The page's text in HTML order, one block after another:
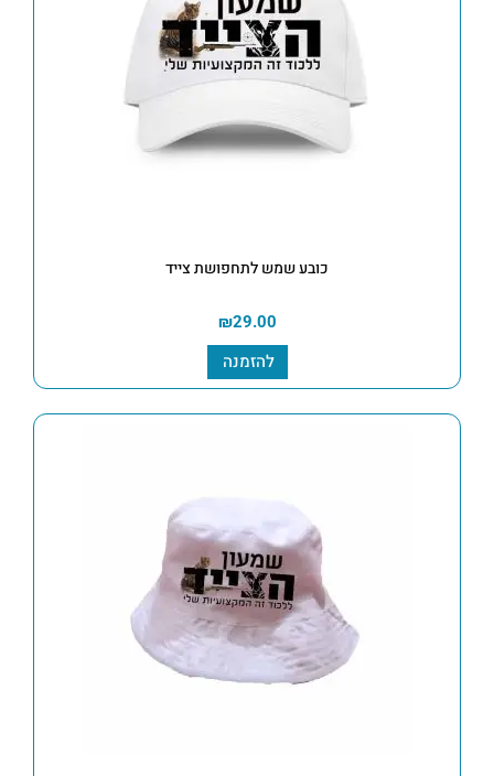
כובע שמש לתחפושת צייד
₪29.00
להזמנה